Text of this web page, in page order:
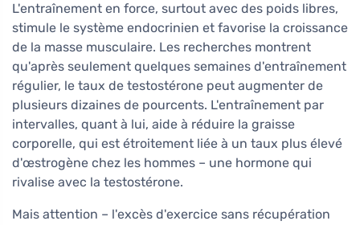
L'entraînement en force, surtout avec des poids libres,
stimule le système endocrinien et favorise la croissance
de la masse musculaire. Les recherches montrent
qu'après seulement quelques semaines d'entraînement
régulier, le taux de testostérone peut augmenter de
plusieurs dizaines de pourcents. L'entraînement par
intervalles, quant à lui, aide à réduire la graisse
corporelle, qui est étroitement liée à un taux plus élevé
d'œstrogène chez les hommes – une hormone qui
rivalise avec la testostérone.
Mais attention – l'excès d'exercice sans récupération